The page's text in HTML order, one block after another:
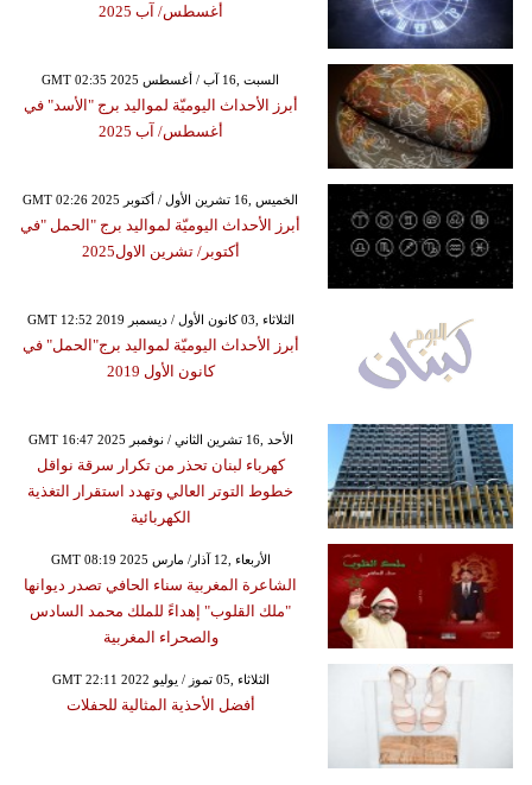
أغسطس/ آب 2025
GMT 02:35 2025 السبت ,16 آب / أغسطس
أبرز الأحداث اليوميّة لمواليد برج "الأسد" في
أغسطس/ آب 2025
GMT 02:26 2025 الخميس ,16 تشرين الأول / أكتوبر
أبرز الأحداث اليوميّة لمواليد برج "الحمل "في
أكتوبر/ تشرين الاول2025
GMT 12:52 2019 الثلاثاء ,03 كانون الأول / ديسمبر
أبرز الأحداث اليوميّة لمواليد برج"الحمل" في
كانون الأول 2019
GMT 16:47 2025 الأحد ,16 تشرين الثاني / نوفمبر
كهرباء لبنان تحذر من تكرار سرقة نواقل
خطوط التوتر العالي وتهدد استقرار التغذية
الكهربائية
GMT 08:19 2025 الأربعاء ,12 آذار/ مارس
الشاعرة المغربية سناء الحافي تصدر ديوانها
"ملك القلوب" إهداءً للملك محمد السادس
والصحراء المغربية
GMT 22:11 2022 الثلاثاء ,05 تموز / يوليو
أفضل الأحذية المثالية للحفلات